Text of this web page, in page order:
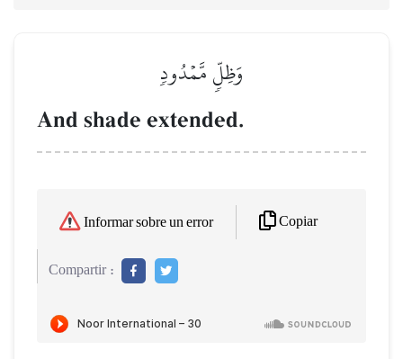
وَظِلّٖ مَّمۡدُودٖ
And shade extended.
Informar sobre un error Copiar
Compartir :